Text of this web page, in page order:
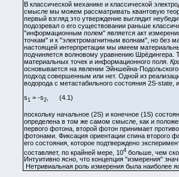
В классической механике и классической
смысле мы можем рассматривать квантовую
первый взгляд это утверждение выглядит
подозревал о его существовании раньше
"информационным полем" является акт
точкам" и к "электромагнитным волнам", но без
настоящей интерпретации мы имеем
подчиняется волновому уравнению Шрёдингера.
материальных точек и информационного поля.
основывается на явлении Эйншейна-
подход совершенным или нет. Одной из
водорода с метастабильного состояния 2S-
s1 = -s2, (4.1)
поскольку начальное (2S) и конечное (1S)
определена в том же самом смысле, как и
первого фотона, второй фотон принимает
фотонами. Фиксация ориентации спина второго
его состояния, которое подтверждено
составляет, по крайней мере, 104больше, чем
Интуитивно ясно, что концепция "измерения"
Нетривиальная роль измерения была наиболее